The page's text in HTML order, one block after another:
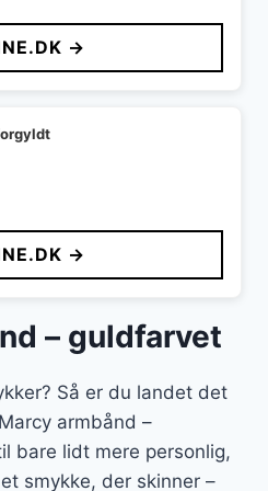
→
→
– guldfarvet
Så er du landet det
armbånd –
bare lidt mere personlig,
smykke, der skinner –